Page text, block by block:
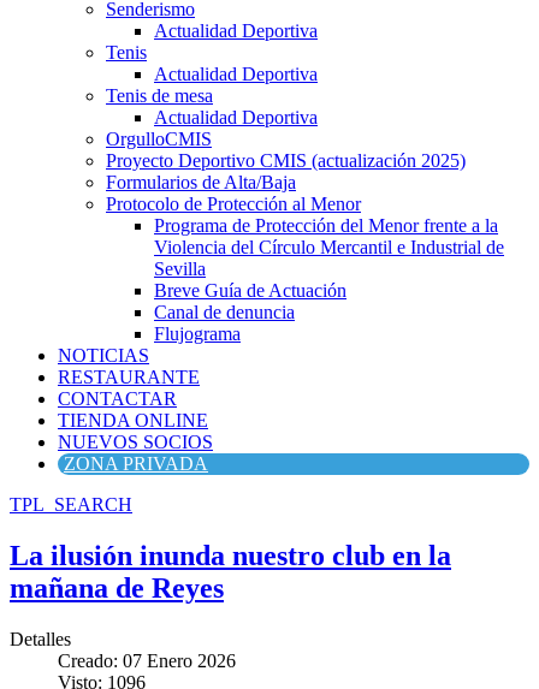
Senderismo
Actualidad Deportiva
Tenis
Actualidad Deportiva
Tenis de mesa
Actualidad Deportiva
OrgulloCMIS
Proyecto Deportivo CMIS (actualización 2025)
Formularios de Alta/Baja
Protocolo de Protección al Menor
Programa de Protección del Menor frente a la
Violencia del Círculo Mercantil e Industrial de
Sevilla
Breve Guía de Actuación
Canal de denuncia
Flujograma
NOTICIAS
RESTAURANTE
CONTACTAR
TIENDA ONLINE
NUEVOS SOCIOS
ZONA PRIVADA
TPL_SEARCH
La ilusión inunda nuestro club en la
mañana de Reyes
Detalles
Creado: 07 Enero 2026
Visto: 1096